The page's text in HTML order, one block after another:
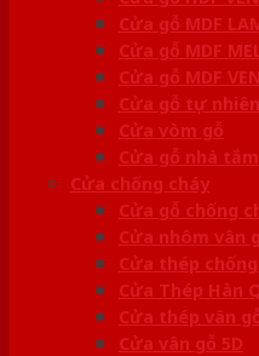
Cửa gỗ MDF
Cửa gỗ MDF
Cửa gỗ MDF
Cửa gỗ tự nhiên
Cửa vòm gỗ
Cửa gỗ nhà tắm
Cửa chống cháy
Cửa gỗ chống
Cửa nhôm vân
Cửa thép
Cửa Thép Hàn
Cửa thép vân
Cửa vân gỗ 5D